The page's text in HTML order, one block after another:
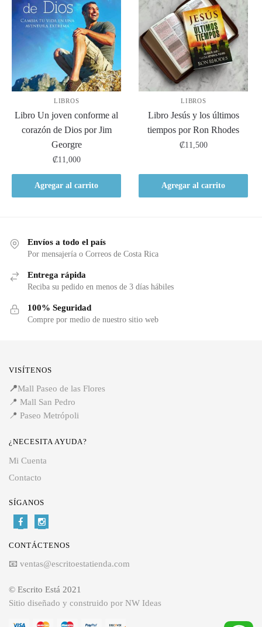
LIBROS
Libro Un joven conforme al
corazón de Dios por Jim
Georgre
₡11,000
Agregar al carrito
LIBROS
Libro Jesús y los últimos
tiempos por Ron Rhodes
₡11,500
Agregar al carrito
Envíos a todo el país
Por mensajería o Correos de Costa Rica
Entrega rápida
Reciba su pedido en menos de 3 días hábiles
100% Seguridad
Compre por medio de nuestro sitio web
VISÍTENOS
📍Mall Paseo de las Flores
📍 Mall San Pedro
📍 Paseo Metrópoli
¿NECESITA AYUDA?
Mi Cuenta
Contacto
SÍGANOS
CONTÁCTENOS
📧 ventas@escritoestatienda.com
© Escrito Está 2021
Sitio diseñado y construido por NW Ideas